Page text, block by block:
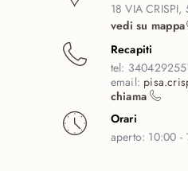
18 VIA CRISPI,
vedi su mappa
Recapiti
tel:
email:
chiama
Orari
aperto: 10:00 -